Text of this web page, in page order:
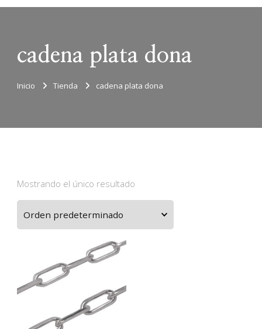
cadena plata dona
Inicio Tienda cadena plata dona
Mostrando el único resultado
Este